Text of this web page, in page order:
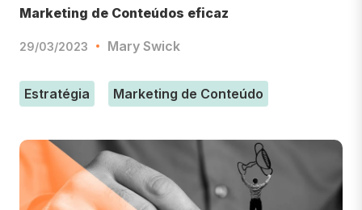
Marketing de Conteúdos eficaz
29/03/2023 Mary Swick
Estratégia Marketing de Conteúdo